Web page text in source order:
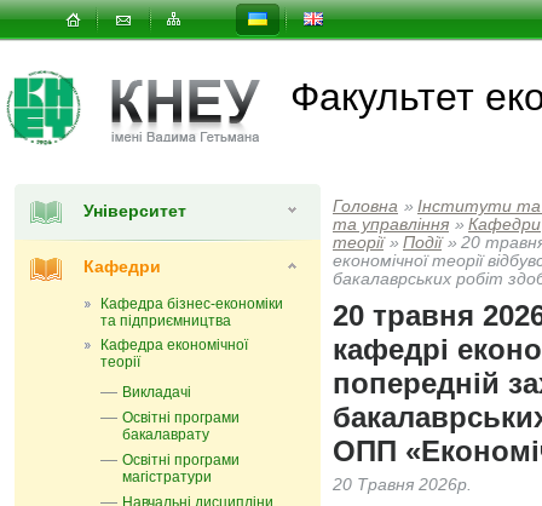
Факультет
Університет
Кафедри
Кафедра бізнес-економіки
та підприємництва
Кафедра економічної
теорії
Викладачі
Освітні програми
бакалаврату
Освітні програми
магістратури
Навчальні дисципліни
Головна » Інститути
та управлiння » Кафедри
теорії » Події » 20
економічної теорії
бакалаврських робіт
20 травня
кафедрі
попередній
ОПП
20 Травня 2026р.